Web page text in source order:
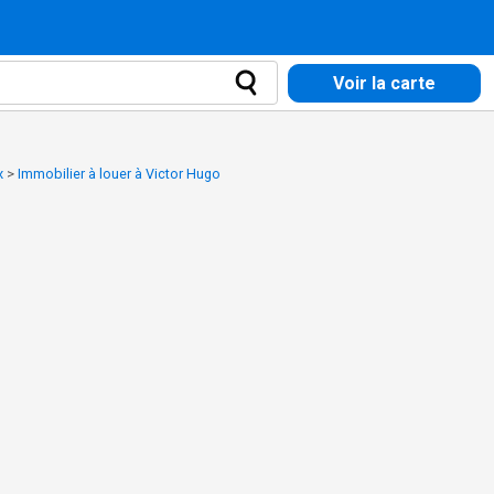
Voir la carte
> Immobilier à louer à Victor Hugo